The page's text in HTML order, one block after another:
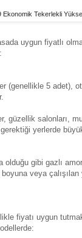
Ekonomik Tekerlekli
uygun fiyatlı
(genellikle 5 adet),
güzellik salonları,
yerlerde
gibi gazlı
boyuna veya
fiyatı uygun